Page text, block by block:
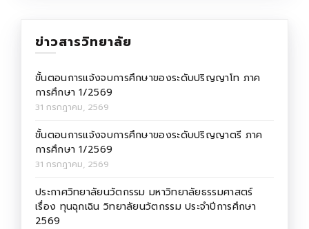
ข่าวสารวิทยาลัย
ขั้นตอนการแจ้งจบการศึกษาของระดับปริญญาโท ภาค
การศึกษา 1/2569
31 กรกฎาคม, 2569
ขั้นตอนการแจ้งจบการศึกษาของระดับปริญญาตรี ภาค
การศึกษา 1/2569
31 กรกฎาคม, 2569
ประกาศวิทยาลัยนวัตกรรม มหาวิทยาลัยธรรมศาสตร์
เรื่อง ทุนฉุกเฉิน วิทยาลัยนวัตกรรม ประจำปีการศึกษา
2569